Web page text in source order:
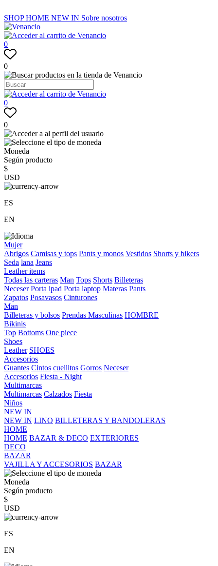
SHOPHOME NEW IN Sobre nosotros
0
0
0
0
Moneda
Según producto
$
USD
ES
EN
Mujer
Abrigos Camisas y tops Pants y monos Vestidos Shorts y bikers
Seda lana Jeans
Leather items
Todas las carteras Man Tops Shorts Billeteras
Neceser Porta ipad Porta laptop Materas Pants
Zapatos Posavasos Cinturones
Man
Billeteras y bolsos Prendas Masculinas HOMBRE
Bikinis
Top Bottoms One piece
Shoes
Leather SHOES
Accesorios
Guantes Cintos cuellitos Gorros Neceser
Accesorios Fiesta - Night
Multimarcas
Multimarcas Calzados Fiesta
Niños
NEW IN
NEW IN LINO BILLETERAS Y BANDOLERAS
HOME
HOME BAZAR & DECO EXTERIORES
DECO
BAZAR
VAJILLA Y ACCESORIOS BAZAR
Moneda
Según producto
$
USD
ES
EN